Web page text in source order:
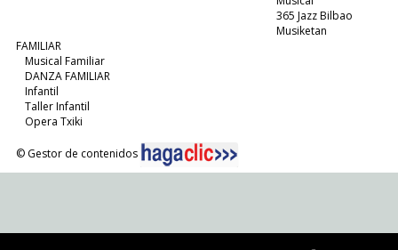
365 Jazz Bilbao
Musiketan
FAMILIAR
Musical Familiar
DANZA FAMILIAR
Infantil
Taller Infantil
Opera Txiki
© Gestor de contenidos